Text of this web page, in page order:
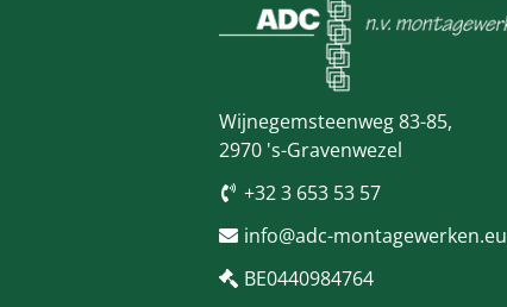
Wijnegemsteenweg 83-85,
2970 's-Gravenwezel
+32 3 653 53 57
info@adc-montagewerken.eu
BE0440984764